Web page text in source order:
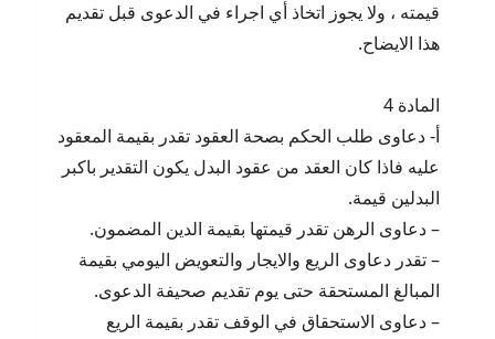
قيمته ، ولا يجوز اتخاذ أي اجراء في الدعوى قبل تقديم
هذا الايضاح.
المادة 4
أ- دعاوى طلب الحكم بصحة العقود تقدر بقيمة المعقود
عليه فاذا كان العقد من عقود البدل يكون التقدير باكبر
البدلين قيمة.
– دعاوى الرهن تقدر قيمتها بقيمة الدين المضمون.
– تقدر دعاوى الريع والايجار والتعويض اليومي بقيمة
المبالغ المستحقة حتى يوم تقديم صحيفة الدعوى.
– دعاوى الاستحقاق في الوقف تقدر بقيمة الريع